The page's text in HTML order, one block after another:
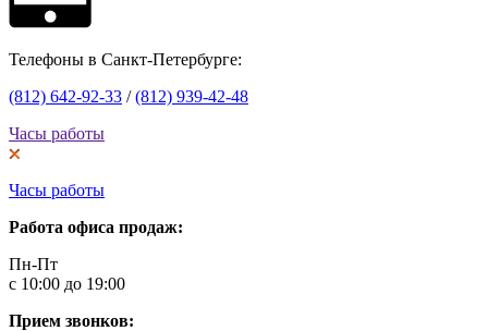
Телефоны в Санкт-Петербурге:
(812) 642-92-33 /(812) 939-42-48
Часы работы
Часы работы
Работа офиса продаж:
Пн-Пт
с 10:00 до 19:00
Прием звонков: